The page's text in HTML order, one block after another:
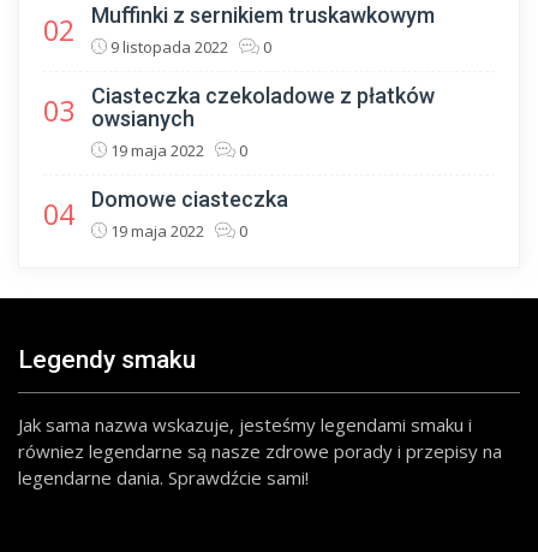
02 Muffinki z sernikiem truskawkowym
9 listopada 2022 0
03
Ciasteczka czekoladowe z płatków
owsianych
19 maja 2022 0
04 Domowe ciasteczka
19 maja 2022 0
Legendy smaku
Jak sama nazwa wskazuje, jesteśmy legendami smaku i
równiez legendarne są nasze zdrowe porady i przepisy na
legendarne dania. Sprawdźcie sami!